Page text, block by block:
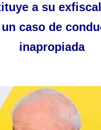
a su
caso de
inapropiada